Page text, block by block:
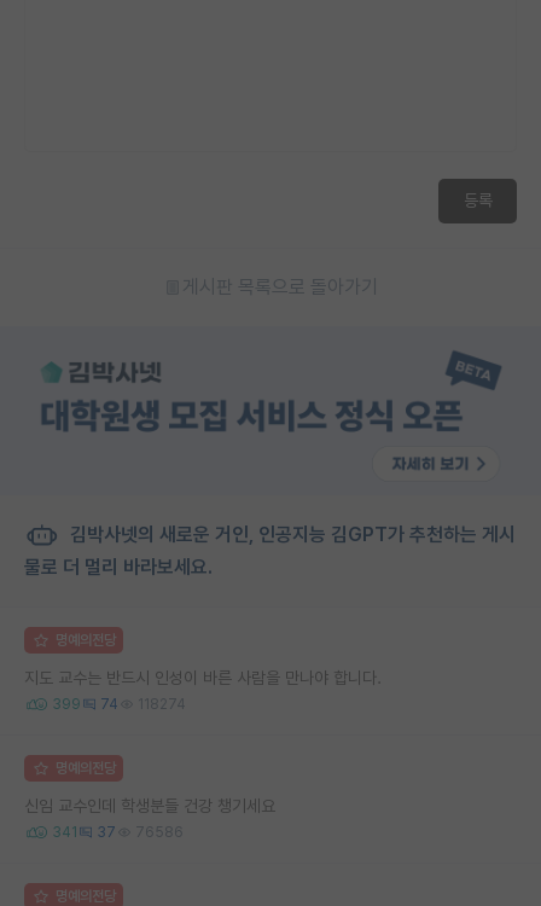
등록
게시판 목록으로 돌아가기
김박사넷의 새로운 거인, 인공지능 김GPT가 추천하는 게시
물로 더 멀리 바라보세요.
명예의전당
지도 교수는 반드시 인성이 바른 사람을 만나야 합니다.
399 74 118274
명예의전당
신임 교수인데 학생분들 건강 챙기세요
341 37 76586
명예의전당